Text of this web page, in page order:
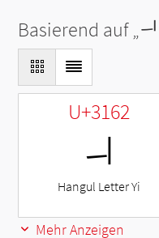
Basierend auf „ᅴ
U+3162
ㅢ
Hangul Letter Yi
Mehr Anzeigen